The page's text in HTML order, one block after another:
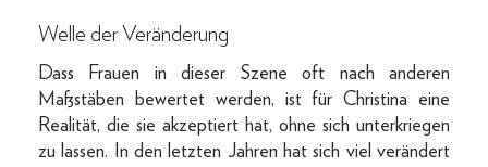
Welle der Veränderung
Dass Frauen in dieser Szene oft nach anderen
Maßstäben bewertet werden, ist für Christina eine
Realität, die sie akzeptiert hat, ohne sich unterkriegen
zu lassen. In den letzten Jahren hat sich viel verändert